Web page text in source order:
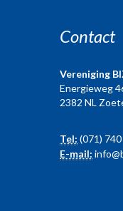
Contact
Vereniging
Energieweg
2382 NL
Tel: (071)
E-mail: